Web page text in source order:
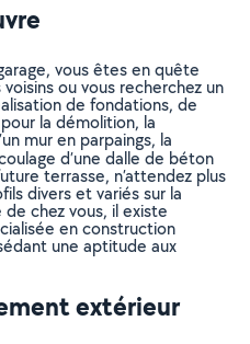
vous êtes en quête
ou vous recherchez un
de fondations, de
la démolition, la
mur en parpaings, la
d’une dalle de béton
terrasse, n’attendez plus
divers et variés sur la
chez vous, il existe
en construction
une aptitude aux
extérieur